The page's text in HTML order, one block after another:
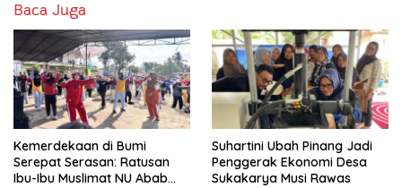
Baca Juga
Kemerdekaan di Bumi
Serepat Serasan: Ratusan
Ibu-Ibu Muslimat NU Abab
Suhartini Ubah Pinang Jadi
Penggerak Ekonomi Desa
Sukakarya Musi Rawas